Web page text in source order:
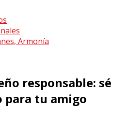
Armonía
responsable: sé
para tu amigo